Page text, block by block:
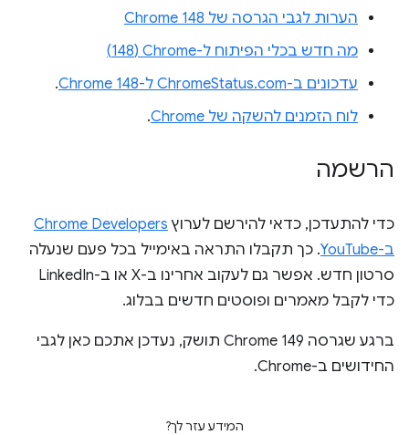
הערות לגבי הגרסה של Chrome 148
מה חדש בכלי הפיתוח ל-Chrome‏ (148)
עדכונים ב-ChromeStatus.com ל-Chrome 148
.
לוח הזמנים להשקה של Chrome
.
הרשמה
כדי להתעדכן, כדאי להירשם לערוץ Chrome Developers
ב-YouTube
. כך תקבלו התראה באימייל בכל פעם שנעלה
סרטון חדש. אפשר גם לעקוב אחרינו ב-X או ב-LinkedIn
כדי לקבל מאמרים ופוסטים חדשים בבלוג.
ברגע שגרסה Chrome 149 תושק, נעדכן אתכם כאן לגבי
החידושים ב-Chrome.
המידע עזר לך?